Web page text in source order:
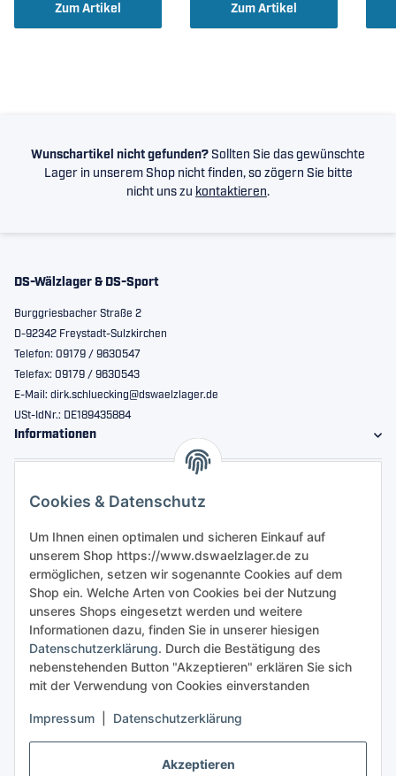
Akzeptieren
Cookies & Datenschutz
Um Ihnen einen optimalen und sicheren Einkauf auf
unserem Shop https://www.dswaelzlager.de zu
ermöglichen, setzen wir sogenannte Cookies auf dem
Shop ein. Welche Arten von Cookies bei der Nutzung
unseres Shops eingesetzt werden und weitere
Informationen dazu, finden Sie in unserer hiesigen
Datenschutzerklärung. Durch die Bestätigung des
nebenstehenden Button "Akzeptieren" erklären Sie sich
mit der Verwendung von Cookies einverstanden
Impressum Datenschutzerklärung
Zum Artikel Zum Artikel
Wunschartikel nicht gefunden? Sollten Sie das gewünschte
Lager in unserem Shop nicht finden, so zögern Sie bitte
nicht uns zu kontaktieren.
DS-Wälzlager & DS-Sport
Burggriesbacher Straße 2
D-92342 Freystadt-Sulzkirchen
Telefon: 09179 / 9630547
Telefax: 09179 / 9630543
E-Mail: dirk.schluecking@dswaelzlager.de
USt-IdNr.: DE189435884
Informationen
Sicher bestellen